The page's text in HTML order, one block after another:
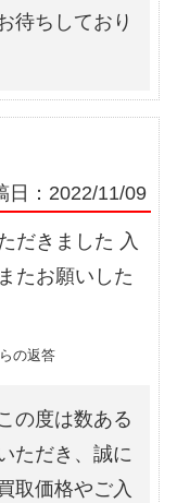
待ちしており
日： 2022/11/09
だきました 入
たお願いした
の返答
の度は数ある
ただき、誠に
取価格やご入